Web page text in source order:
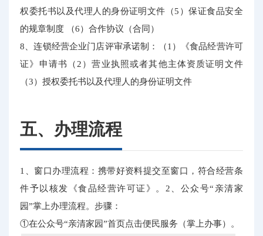
权委托书以及代理人的身份证明文件（5）保证食品安全
的规章制度 （6）合作协议（合同）
8、连锁经营企业门店评审承诺制：（1）《食品经营许可
证》申请书（2）营业执照或者其他主体资质证明文件
（3）授权委托书以及代理人的身份证明文件
五、办理流程
1、窗口办理流程：携带好资料提交至窗口，符合经营条
件予以核发《食品经营许可证》。2、公众号“亲清家
园”掌上办理流程。步骤：
①在公众号“亲清家园”首页点击便民服务（掌上办事）。